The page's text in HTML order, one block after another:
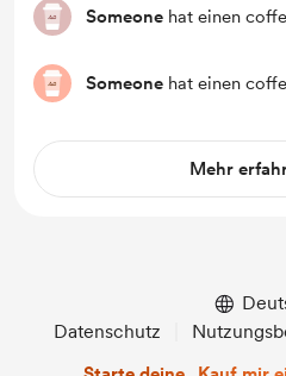
Someone hat einen
Someone hat einen
Mehr
Datenschutz